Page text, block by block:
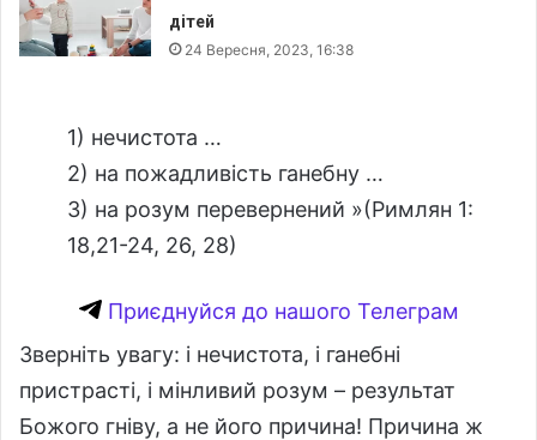
дітей
24 Вересня, 2023, 16:38
1) нечистота …
2) на пожадливість ганебну …
3) на розум перевернений »(Римлян 1:
18,21-24, 26, 28)
Приєднуйся до нашого Телеграм
Зверніть увагу: і нечистота, і ганебні
пристрасті, і мінливий розум – результат
Божого гніву, а не його причина! Причина ж